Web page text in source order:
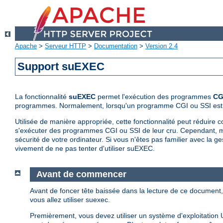
Apache > Serveur HTTP > Documentation > Version 2.4
Support suEXEC
La fonctionnalité suEXEC permet l'exécution des programmes
programmes. Normalement, lorsqu'un programme CGI ou SSI
Utilisée de manière appropriée, cette fonctionnalité peut réduire
s'exécuter des programmes CGI ou SSI de leur cru. Cependant,
sécurité de votre ordinateur. Si vous n'êtes pas familier avec la
vivement de ne pas tenter d'utiliser suEXEC.
Avant de commencer
Avant de foncer tête baissée dans la lecture de ce
vous allez utiliser suexec.
Premièrement, vous devez utiliser un système